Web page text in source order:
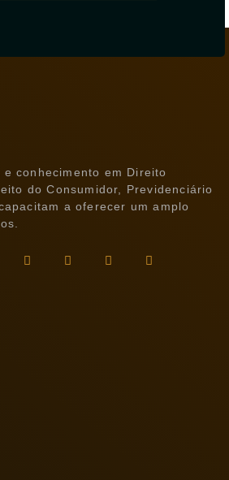
e conhecimento em Direito
do Consumidor, Previdenciário
a oferecer um amplo